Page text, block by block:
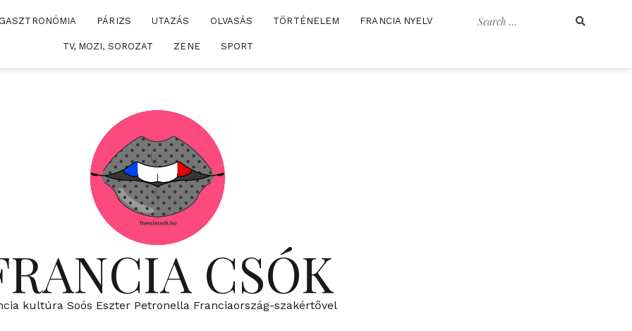
Search
GASZTRONÓMIA PÁRIZS UTAZÁS OLVASÁS TÖRTÉNELEM FRANCIA NYELV
TV, MOZI, SOROZAT ZENE SPORT
CSÓK
kultúra Soós Eszter Petronella Franciaország-szakértővel